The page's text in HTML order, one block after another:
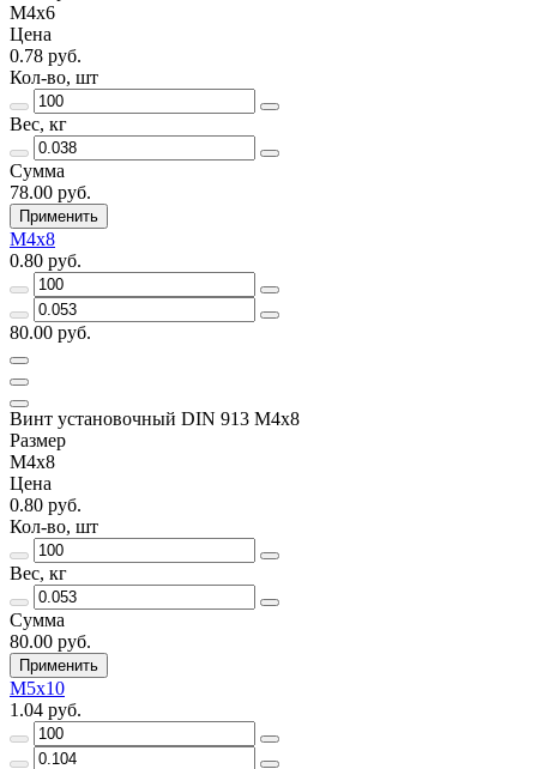
М4х6
Цена
0.78 руб.
Кол-во, шт
Вес, кг
Сумма
78.00 руб.
Применить
М4х8
0.80 руб.
80.00 руб.
Винт установочный DIN 913 М4х8
Размер
М4х8
Цена
0.80 руб.
Кол-во, шт
Вес, кг
Сумма
80.00 руб.
Применить
М5х10
1.04 руб.